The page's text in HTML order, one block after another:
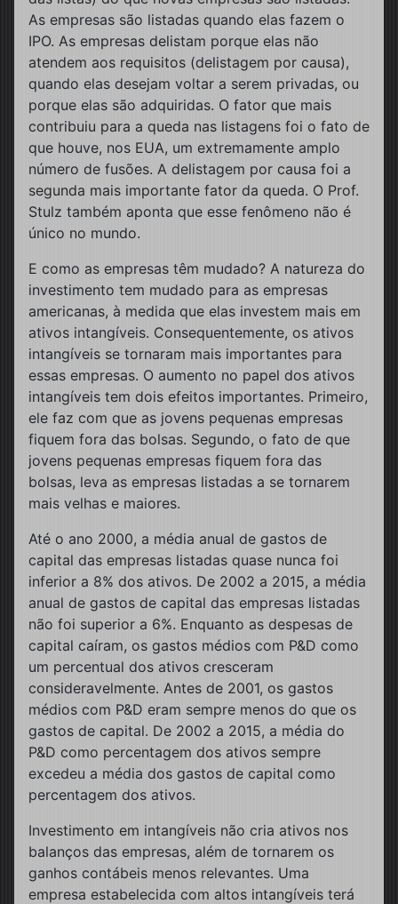
As empresas são listadas quando elas fazem o
IPO. As empresas delistam porque elas não
atendem aos requisitos (delistagem por causa),
quando elas desejam voltar a serem privadas, ou
porque elas são adquiridas. O fator que mais
contribuiu para a queda nas listagens foi o fato de
que houve, nos EUA, um extremamente amplo
número de fusões. A delistagem por causa foi a
segunda mais importante fator da queda. O Prof.
Stulz também aponta que esse fenômeno não é
único no mundo.
E como as empresas têm mudado? A natureza do
investimento tem mudado para as empresas
americanas, à medida que elas investem mais em
ativos intangíveis. Consequentemente, os ativos
intangíveis se tornaram mais importantes para
essas empresas. O aumento no papel dos ativos
intangíveis tem dois efeitos importantes. Primeiro,
ele faz com que as jovens pequenas empresas
fiquem fora das bolsas. Segundo, o fato de que
jovens pequenas empresas fiquem fora das
bolsas, leva as empresas listadas a se tornarem
mais velhas e maiores.
Até o ano 2000, a média anual de gastos de
capital das empresas listadas quase nunca foi
inferior a 8% dos ativos. De 2002 a 2015, a média
anual de gastos de capital das empresas listadas
não foi superior a 6%. Enquanto as despesas de
capital caíram, os gastos médios com P&D como
um percentual dos ativos cresceram
consideravelmente. Antes de 2001, os gastos
médios com P&D eram sempre menos do que os
gastos de capital. De 2002 a 2015, a média do
P&D como percentagem dos ativos sempre
excedeu a média dos gastos de capital como
percentagem dos ativos.
Investimento em intangíveis não cria ativos nos
balanços das empresas, além de tornarem os
ganhos contábeis menos relevantes. Uma
empresa estabelecida com altos intangíveis terá